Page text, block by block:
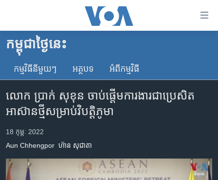
គេហទំព័រ​
ទាក់ទង
និង​
ចូល​
ទំព័រ​
ម្តង
រំលង​
និង​
កម្ពុជា
អន្តរជាតិ
កម្ពុជាច្នៃប្រតិដ្ឋ
ទូរទស្សន៍ / វីដេអូ​
កម្ពុជាថ្ងៃនេះ
កម្មវិធី​នីមួយៗ អត្ថបទ​ អំពី​កម្មវិធី​
លោក​ ប្រាក់ សុខុន​ ចាប់ផ្តើម​ការងារ​ជាប្រេសិត​
អាស៊ាន​ថ្មី​​សម្រាប់​វិបត្តិ​ភូមា
18 កុម្ភៈ 2022
Aun Chhengpor ហ៊ាន សុជាតា